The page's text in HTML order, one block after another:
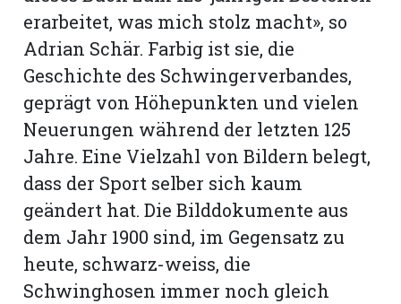
erarbeitet, was mich stolz macht», so
Adrian Schär. Farbig ist sie, die
Geschichte des Schwingerverbandes,
geprägt von Höhepunkten und vielen
Neuerungen während der letzten 125
Jahre. Eine Vielzahl von Bildern belegt,
dass der Sport selber sich kaum
geändert hat. Die Bilddokumente aus
dem Jahr 1900 sind, im Gegensatz zu
heute, schwarz-weiss, die
Schwinghosen immer noch gleich